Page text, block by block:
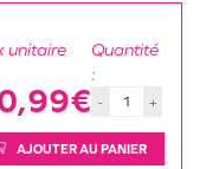
unitaire
Quantité
:
- +
AJOUTER AU PANIER